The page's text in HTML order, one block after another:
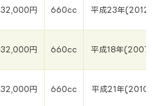
32,000円 660cc 平成23年(2012
32,000円 660cc 平成18年(2007
32,000円 660cc 平成21年(2010